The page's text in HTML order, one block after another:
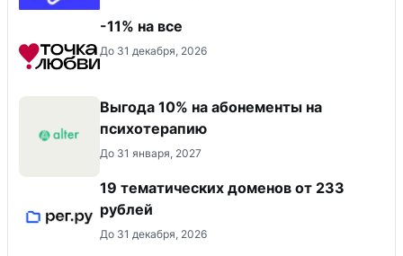
-11% на все
До 31 декабря, 2026
Выгода 10% на абонементы на
психотерапию
До 31 января, 2027
19 тематических доменов от 233
рублей
До 31 декабря, 2026